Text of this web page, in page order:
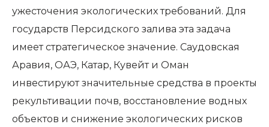
ужесточения экологических требований. Для
государств Персидского залива эта задача
имеет стратегическое значение. Саудовская
Аравия, ОАЭ, Катар, Кувейт и Оман
инвестируют значительные средства в проекты
рекультивации почв, восстановление водных
объектов и снижение экологических рисков